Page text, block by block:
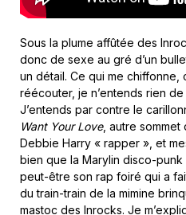
Sous la plume affûtée des
donc de sexe au gré d’un
un détail. Ce qui me chiffonne,
réécouter, je n’entends rien de
J’entends par contre le
Want Your Love, autre sommet
Debbie Harry « rapper », et
bien que la Marylin disco-punk
peut-être son rap foiré qui a
du train-train de la mimine
mastoc des Inrocks. Je